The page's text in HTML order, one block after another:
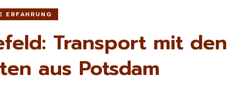
ERFAHRUNG
Transport mit den
aus Potsdam